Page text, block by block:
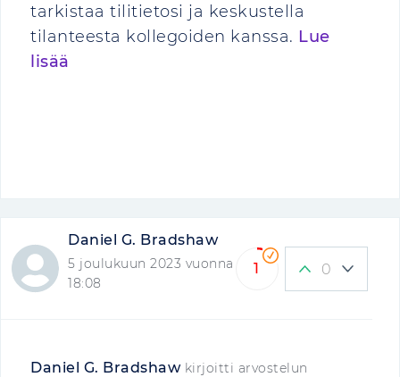
tarkistaa tilitietosi ja keskustella
tilanteesta kollegoiden kanssa. Lue
lisää
Daniel G. Bradshaw
5 joulukuun 2023 vuonna
18:08
1 0
Daniel G. Bradshawkirjoitti arvostelun